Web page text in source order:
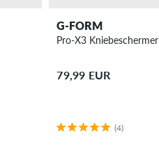
G-FORM
Pro-X3 Kniebeschermer
79,99 EUR
(4)